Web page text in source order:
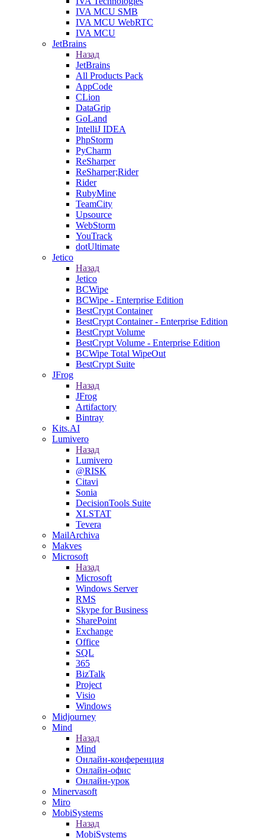
IVA MCU SMB
IVA MCU WebRTC
IVA MCU
JetBrains
Назад
JetBrains
All Products Pack
AppCode
CLion
DataGrip
GoLand
IntelliJ IDEA
PhpStorm
PyCharm
ReSharper
ReSharper;Rider
Rider
RubyMine
TeamCity
Upsource
WebStorm
YouTrack
dotUltimate
Jetico
Назад
Jetico
BCWipe
BCWipe - Enterprise Edition
BestCrypt Container
BestCrypt Container - Enterprise Edition
BestCrypt Volume
BestCrypt Volume - Enterprise Edition
BCWipe Total WipeOut
BestCrypt Suite
JFrog
Назад
JFrog
Artifactory
Bintray
Kits.AI
Lumivero
Назад
Lumivero
@RISK
Citavi
Sonia
DecisionTools Suite
XLSTAT
Tevera
MailArchiva
Makves
Microsoft
Назад
Microsoft
Windows Server
RMS
Skype for Business
SharePoint
Exchange
Office
SQL
365
BizTalk
Project
Visio
Windows
Midjourney
Mind
Назад
Mind
Онлайн-конференция
Онлайн-офис
Онлайн-урок
Minervasoft
Miro
MobiSystems
Назад
MobiSystems